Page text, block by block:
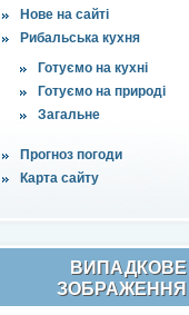
Нове на сайті
Рибальська кухня
Готуємо на кухні
Готуємо на природі
Загальне
Прогноз погоди
Карта сайту
ВИПАДКОВЕ
ЗОБРАЖЕННЯ